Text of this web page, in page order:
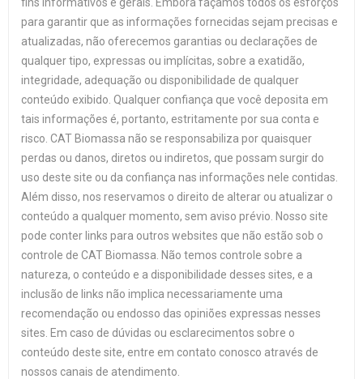
para garantir que as informações fornecidas sejam precisas e
atualizadas, não oferecemos garantias ou declarações de
qualquer tipo, expressas ou implícitas, sobre a exatidão,
integridade, adequação ou disponibilidade de qualquer
conteúdo exibido. Qualquer confiança que você deposita em
tais informações é, portanto, estritamente por sua conta e
risco. CAT Biomassa não se responsabiliza por quaisquer
perdas ou danos, diretos ou indiretos, que possam surgir do
uso deste site ou da confiança nas informações nele contidas.
Além disso, nos reservamos o direito de alterar ou atualizar o
conteúdo a qualquer momento, sem aviso prévio. Nosso site
pode conter links para outros websites que não estão sob o
controle de CAT Biomassa. Não temos controle sobre a
natureza, o conteúdo e a disponibilidade desses sites, e a
inclusão de links não implica necessariamente uma
recomendação ou endosso das opiniões expressas nesses
sites. Em caso de dúvidas ou esclarecimentos sobre o
conteúdo deste site, entre em contato conosco através de
nossos canais de atendimento.